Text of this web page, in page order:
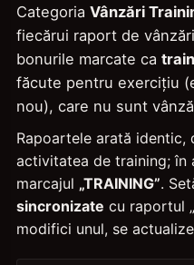
Categoria Vânzări
fiecărui raport de
bonurile marcate ca
făcute pentru exercițiu
nou), care nu sunt
Rapoartele arată identic,
activitatea de training; în
marcajul „TRAINING”.
sincronizate cu raportul
modifici unul, se